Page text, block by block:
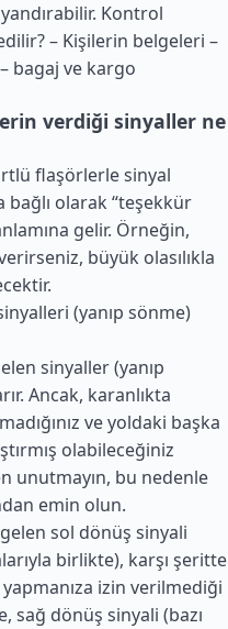
Kontrol
– Kişilerin belgeleri –
bagaj ve kargo
verdiği sinyaller ne
flaşörlerle sinyal
olarak “teşekkür
gelir. Örneğin,
büyük olasılıkla
(yanıp sönme)
sinyaller (yanıp
Ancak, karanlıkta
ve yoldaki başka
olabileceğiniz
unutmayın, bu nedenle
emin olun.
sol dönüş sinyali
birlikte), karşı şeritte
izin verilmediği
sağ dönüş sinyali (bazı